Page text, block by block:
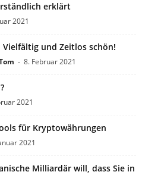
erklärt
2021
und Zeitlos schön!
- 8. Februar 2021
2021
für Kryptowährungen
2021
Milliardär will, dass Sie in